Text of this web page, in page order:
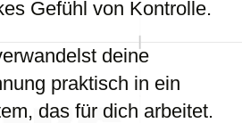
Gefühl von Kontrolle.
deine
praktisch in ein
das für dich arbeitet.